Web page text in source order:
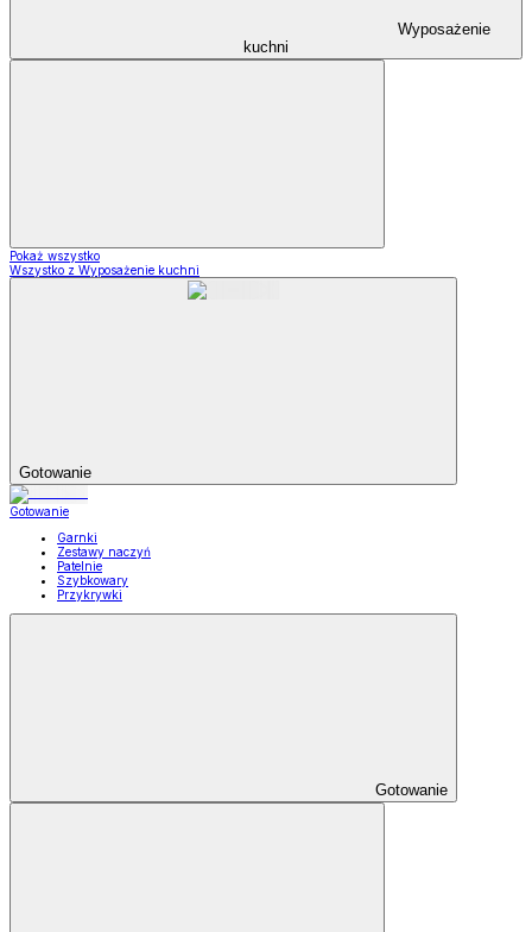
Wyposażenie
kuchni
Pokaż wszystko
Wszystko z Wyposażenie kuchni
Gotowanie
Gotowanie
Garnki
Zestawy naczyń
Patelnie
Szybkowary
Przykrywki
Gotowanie